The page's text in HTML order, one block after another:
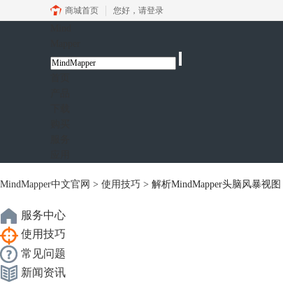
商城首页 您好， 请登录
MindMapper中文官网 > 使用技巧 > 解析MindMapper头脑风暴视图
服务中心
使用技巧
常见问题
新闻资讯